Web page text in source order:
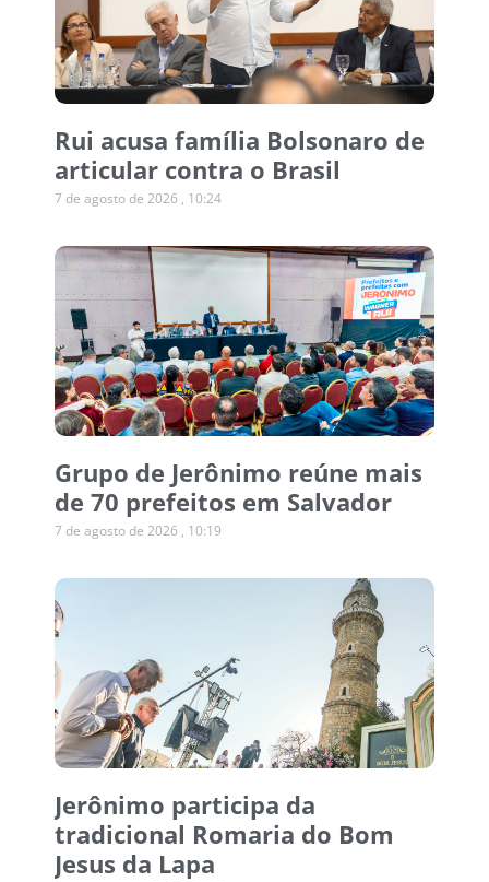
Rui acusa família Bolsonaro de
articular contra o Brasil
7 de agosto de 2026 10:24
Grupo de Jerônimo reúne mais
de 70 prefeitos em Salvador
7 de agosto de 2026 10:19
Jerônimo participa da
tradicional Romaria do Bom
Jesus da Lapa